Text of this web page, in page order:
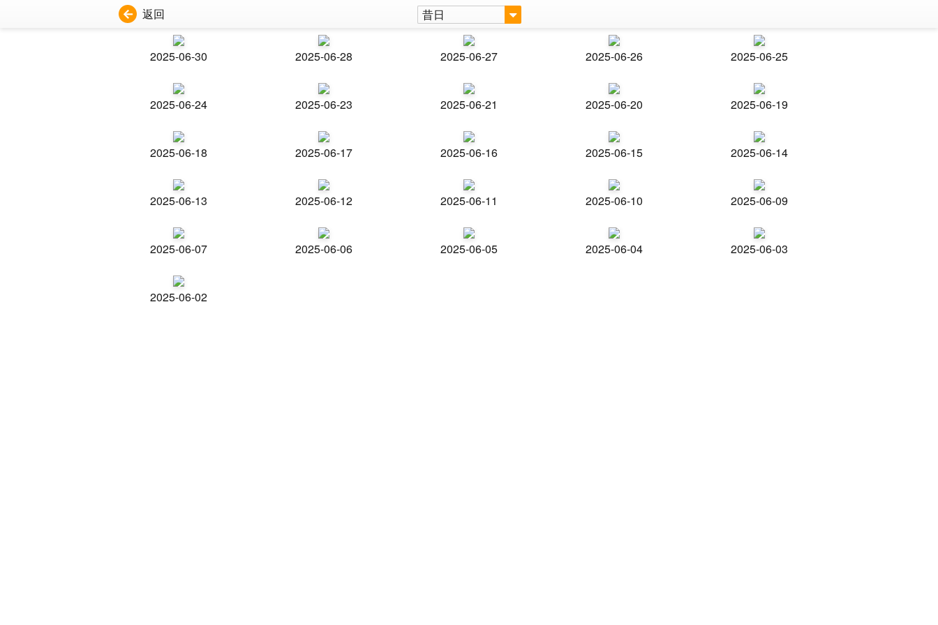
返回 昔日
2025-06-30 2025-06-28 2025-06-27 2025-06-26 2025-06-25
2025-06-24 2025-06-23 2025-06-21 2025-06-20 2025-06-19
2025-06-18 2025-06-17 2025-06-16 2025-06-15 2025-06-14
2025-06-13 2025-06-12 2025-06-11 2025-06-10 2025-06-09
2025-06-07 2025-06-06 2025-06-05 2025-06-04 2025-06-03
2025-06-02